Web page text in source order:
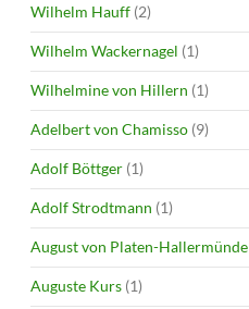
Wilhelm Hauff (2)
Wilhelm Wackernagel (1)
Wilhelmine von Hillern (1)
Adelbert von Chamisso (9)
Adolf Böttger (1)
Adolf Strodtmann (1)
August von Platen-Hallermünde
Auguste Kurs (1)